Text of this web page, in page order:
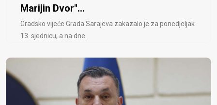
Marijin Dvor"...
Gradsko vijeće Grada Sarajeva zakazalo je za ponedjeljak
13. sjednicu, a na dne..